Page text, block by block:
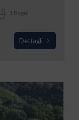
1 Bagni
Dettagli